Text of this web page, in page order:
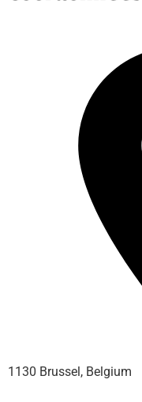
1130 Brussel, Belgium